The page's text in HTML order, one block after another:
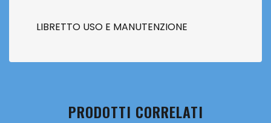
LIBRETTO USO E MANUTENZIONE
PRODOTTI CORRELATI